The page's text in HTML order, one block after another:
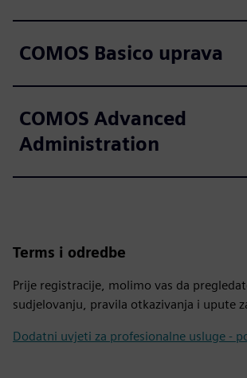
COMOS Basico uprava
COMOS Advanced
Administration
Terms i odredbe
Prije registracije, molimo vas da
sudjelovanju, pravila otkazivanja i upute
Dodatni uvjeti za profesionalne usluge -